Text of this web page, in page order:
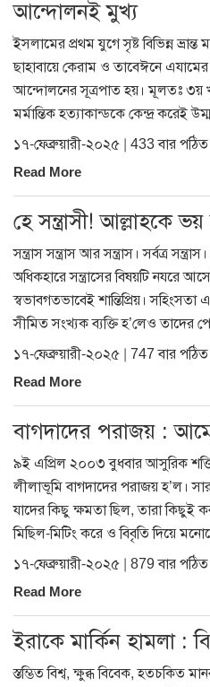
আন্দোলনই মুখ্য
ইসলামের প্রথম যুগে সৃষ্ট বিভিন্ন ভ্রান্ত
ছাহাবায়ে কেরাম ও তাবেঈনে
আন্দোলনের সূত্রপাত হয়। মূলতঃ ৩য়
মর্মান্তিক হত্যাকান্ডকে কেন্দ্র করেই
১৭-ফেব্রুয়ারী-২০২৫ | 433 বার পঠিত
Read More
হে সন্ত্রাসী! আল্লাহকে
সন্ত্রাস সন্ত্রাস আর সন্ত্রাস। সর্বত্র
অধিকহারে সন্ত্রাসের বিষয়টি নযরে
স্বভাবগতভাবেই শান্তিপ্রিয়।
সীমিত সংখ্যক ব্যক্তি হ’লেও তাদের
১৭-ফেব্রুয়ারী-২০২৫ | 747 বার পঠিত
Read More
বাগদাদের পরাজয় :
৯ই এপ্রিল ২০০৩ বুধবার আসুরিক
লীলাভূমি বাগদাদের পরাজয় হ’ল।
যাদের কিছু ক্ষমতা ছিল, তারা কিছুই
মিছিল-মিটিং করে ও বিবৃতি দিয়ে
১৭-ফেব্রুয়ারী-২০২৫ | 879 বার পঠিত
Read More
ইরাকে মার্কিন হামলা :
স্তম্ভিত বিশ্ব, ক্ষুব্ধ বিবেক, হতচকিত